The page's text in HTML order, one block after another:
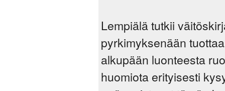
Lempiälä tutkii
pyrkimyksenään
alkupään luonteesta
huomiota erityisesti